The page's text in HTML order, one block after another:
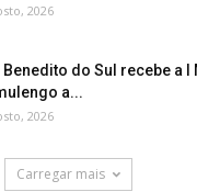
2026
Benedito do Sul recebe a I
a...
2026
Carregar mais